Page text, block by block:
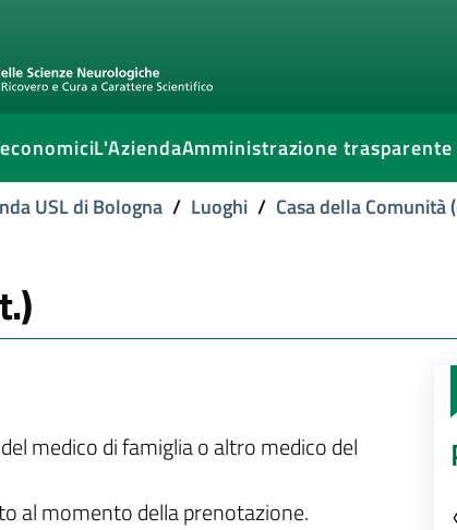
L'AziendaAmministrazione trasparente
USL di Bologna / Luoghi / Casa della Comunità
medico di famiglia o altro medico del
al momento della prenotazione.